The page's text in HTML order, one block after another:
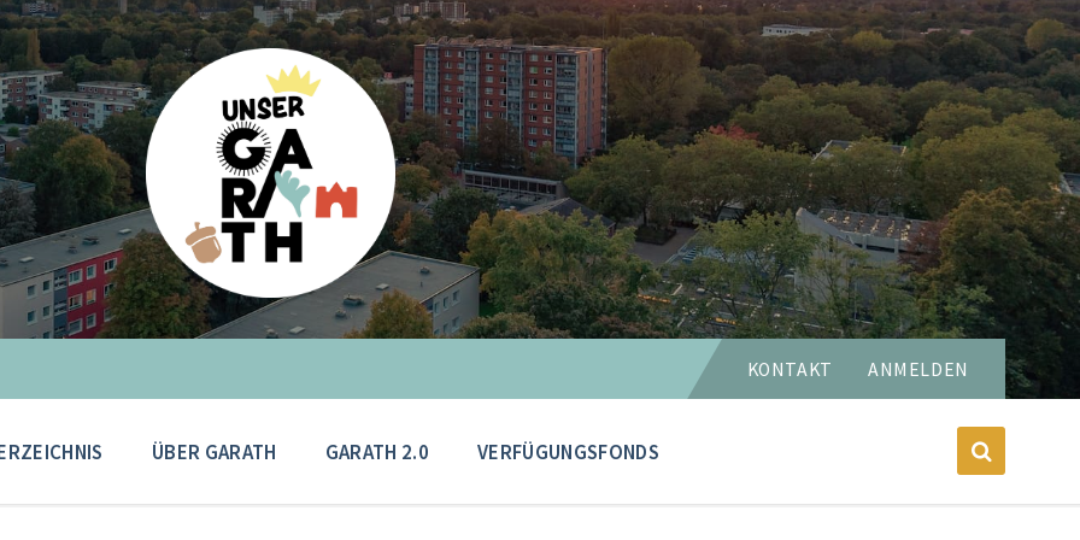
Sprache
wählen:KONTAKT ANMELDEN
ÜBER GARATH GARATH 2.0 VERFÜGUNGSFONDS